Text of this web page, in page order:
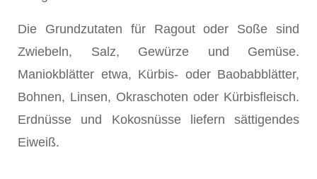
Die Grundzutaten für Ragout oder Soße sind
Zwiebeln, Salz, Gewürze und Gemüse.
Maniokblätter etwa, Kürbis- oder Baobabblätter,
Bohnen, Linsen, Okraschoten oder Kürbisfleisch.
Erdnüsse und Kokosnüsse liefern sättigendes
Eiweiß.